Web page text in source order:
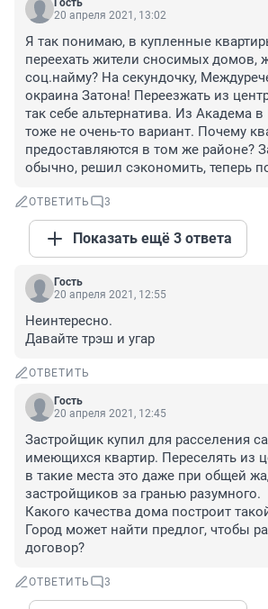
Гость
20 апреля 2021, 13:02
Я так понимаю, в купленные
переехать жители сносимых домов,
соц.найму? На секундочку,
окраина Затона! Переезжать из
так себе альтернатива. Из Академа
тоже не очень-то вариант. Почему
предоставляются в том же районе?
обычно, решил сэкономить, теперь
ОТВЕТИТЬ 3
Показать ещё 3 ответа
Гость
20 апреля 2021, 12:55
Неинтересно.
Давайте трэш и угар
ОТВЕТИТЬ
Гость
20 апреля 2021, 12:45
Застройщик купил для расселения
имеющихся квартир. Переселять из
в такие места это даже при общей
застройщиков за гранью разумного.
Какого качества дома построит
Город может найти предлог, чтобы
договор?
ОТВЕТИТЬ 3